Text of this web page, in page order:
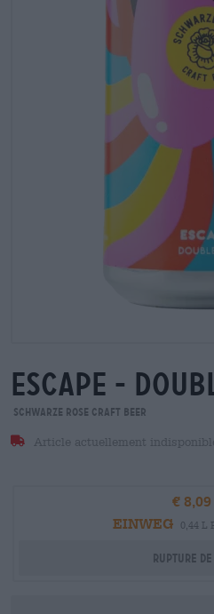
escape -
Schwarze Rose Craft Beer
Article actuellement
€ 8,09
EINWEG
0,44 L
Rupture